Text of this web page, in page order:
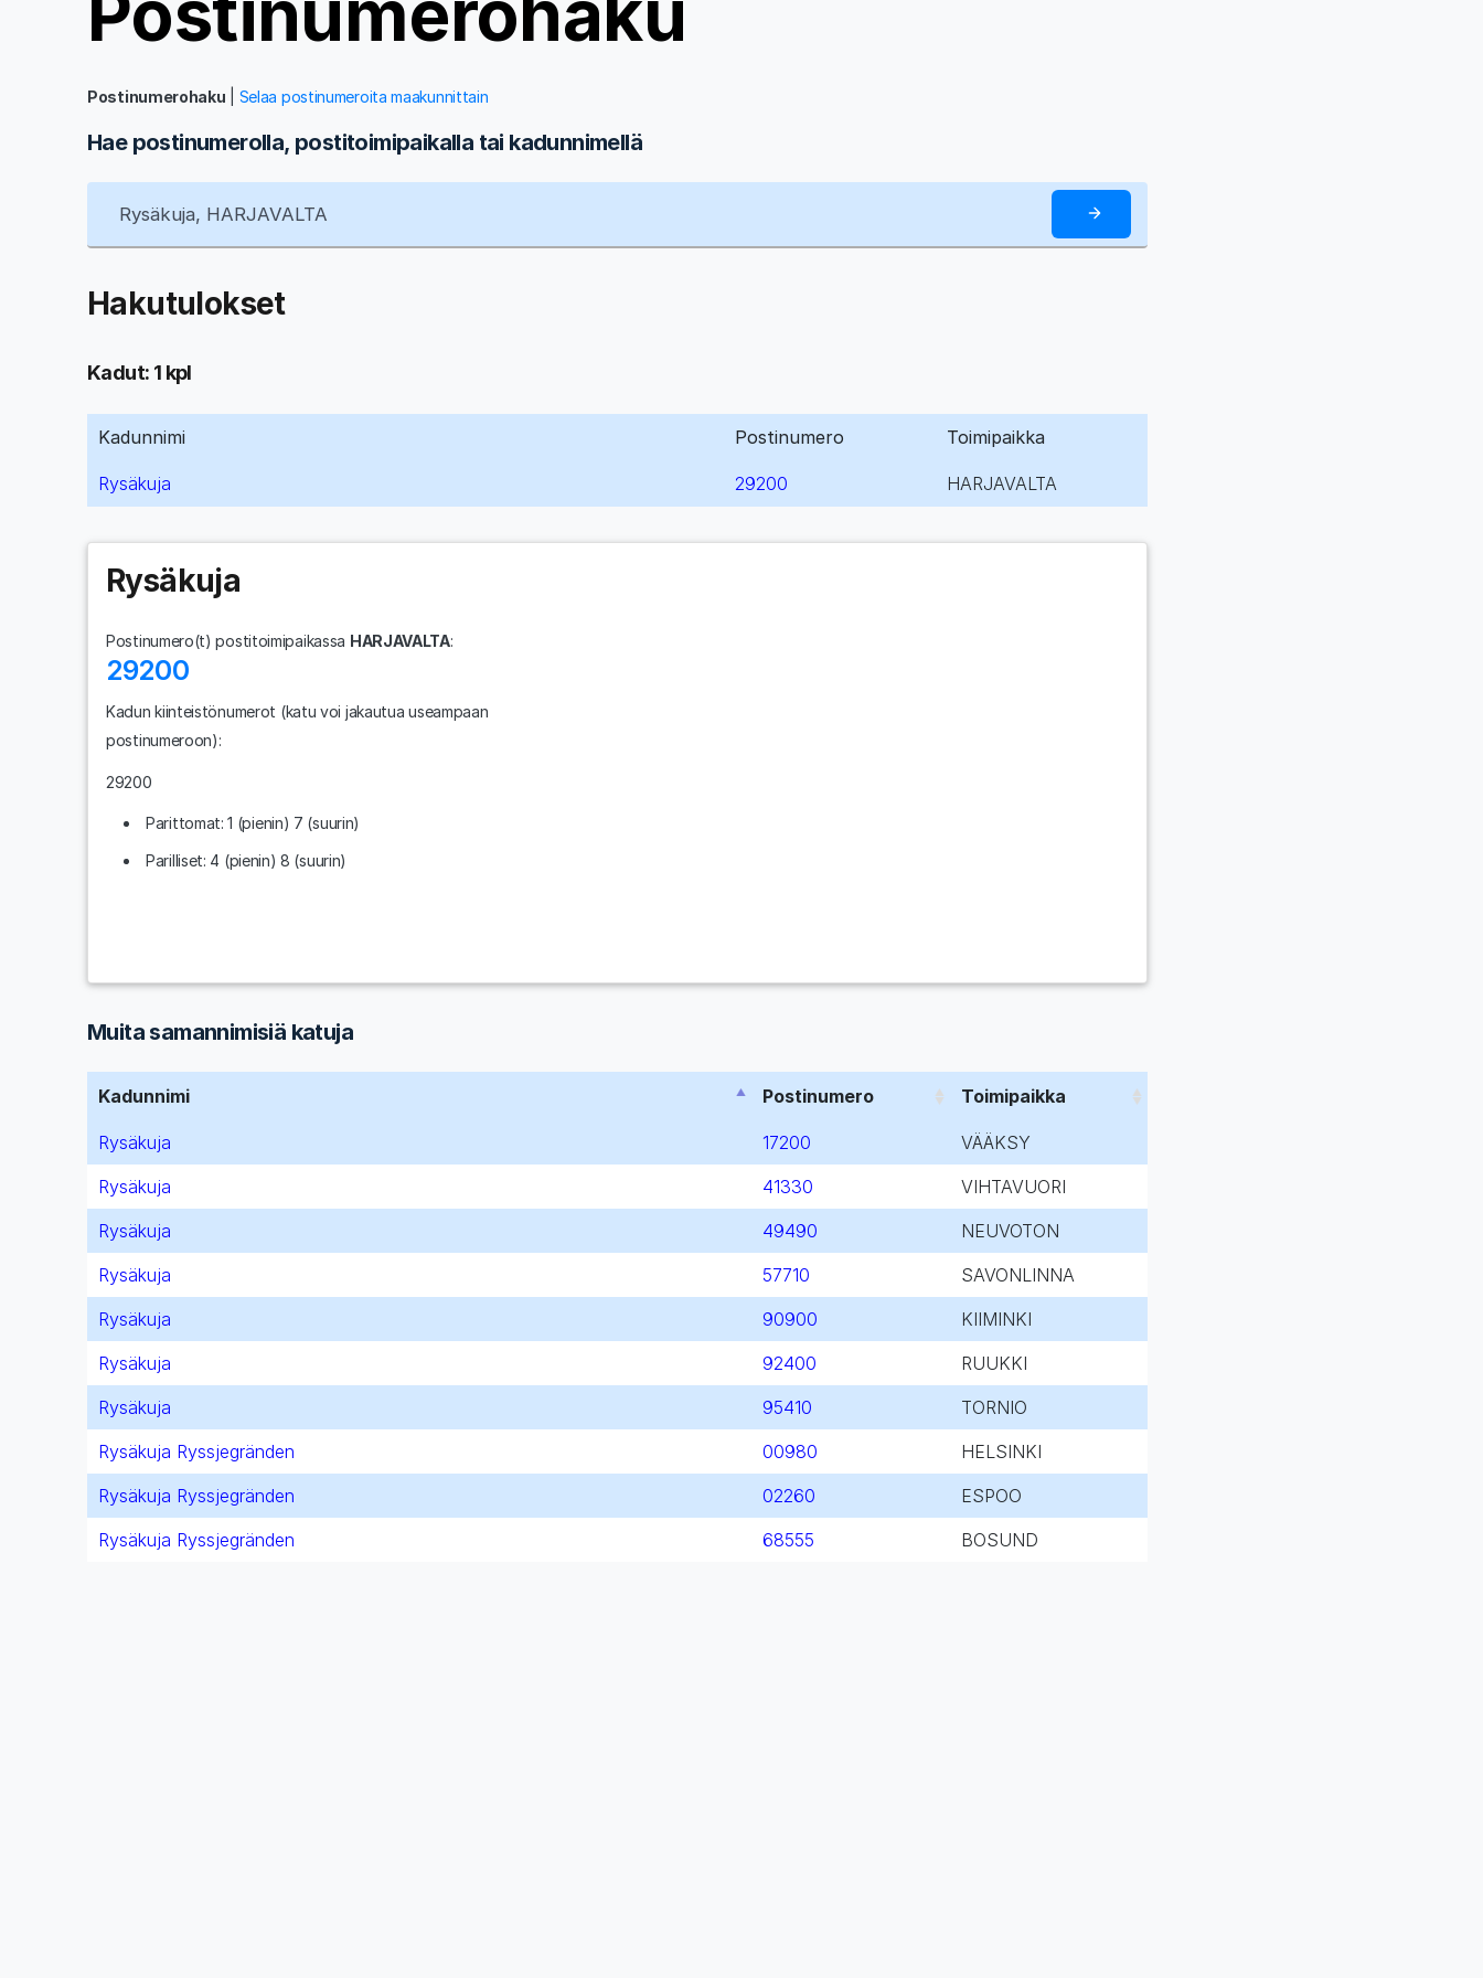
Postinumerohaku Selaa postinumeroita maakunnittain
Hae postinumerolla, postitoimipaikalla tai kadunnimellä
Hakutulokset
Kadut: 1 kpl
Kadunnimi Postinumero Toimipaikka
Rysäkuja 29200 HARJAVALTA
Rysäkuja
Postinumero(t) postitoimipaikassa HARJAVALTA:
29200
Kadun kiinteistönumerot (katu voi jakautua useampaan
postinumeroon):
29200
Parittomat: 1 (pienin) 7 (suurin)
Parilliset: 4 (pienin) 8 (suurin)
Muita samannimisiä katuja
Kadunnimi Postinumero Toimipaikka
Rysäkuja 17200
VÄÄKSY
Rysäkuja
41330
VIHTAVUORI
Rysäkuja
49490
NEUVOTON
Rysäkuja
57710
SAVONLINNA
Rysäkuja
90900
KIIMINKI
Rysäkuja
92400
RUUKKI
Rysäkuja
95410
TORNIO
Rysäkuja Ryssjegränden
00980
HELSINKI
Rysäkuja Ryssjegränden
02260
ESPOO
Rysäkuja Ryssjegränden
68555 BOSUND